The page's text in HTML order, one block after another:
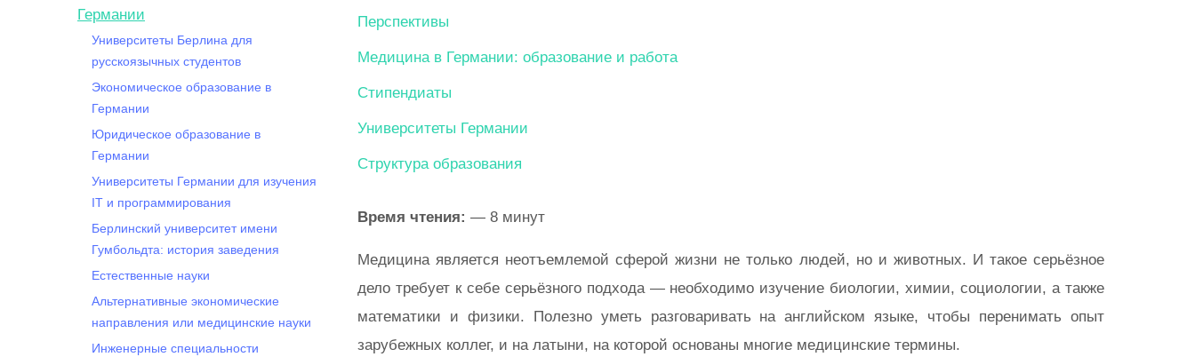
Германии
Университеты Берлина для
русскоязычных студентов
Экономическое образование в
Германии
Юридическое образование в
Германии
Университеты Германии для изучения
IT и программирования
Берлинский университет имени
Гумбольдта: история заведения
Естественные науки
Альтернативные экономические
направления или медицинские науки
Инженерные специальности
Перспективы
Медицина в Германии: образование и работа
Стипендиаты
Университеты Германии
Структура образования
Время чтения: — 8 минут
Медицина является неотъемлемой сферой жизни не только людей, но и животных. И такое серьёзное
дело требует к себе серьёзного подхода — необходимо изучение биологии, химии, социологии, а также
математики и физики. Полезно уметь разговаривать на английском языке, чтобы перенимать опыт
зарубежных коллег, и на латыни, на которой основаны многие медицинские термины.